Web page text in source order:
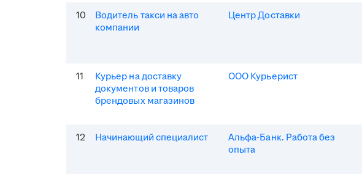
10
Водитель такси на авто
компании
Центр Доставки
11
Курьер на доставку
документов и товаров
брендовых магазинов
ООО Курьерист
12 Начинающий специалист
Альфа-Банк. Работа без
опыта